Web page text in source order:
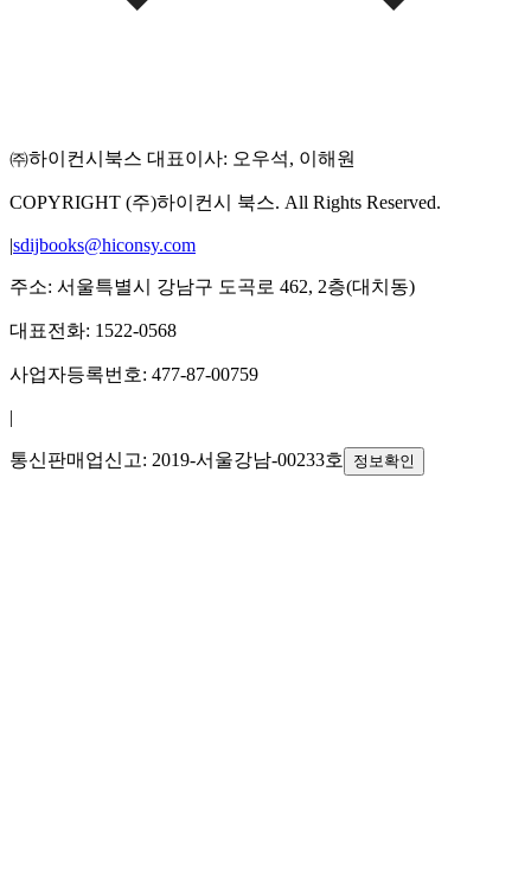
㈜하이컨시북스 대표이사: 오우석, 이해원
COPYRIGHT (주)하이컨시 북스. All Rights Reserved.
|sdijbooks@hiconsy.com
주소: 서울특별시 강남구 도곡로 462, 2층(대치동)
대표전화: 1522-0568
사업자등록번호: 477-87-00759
|
통신판매업신고: 2019-서울강남-00233호 정보확인